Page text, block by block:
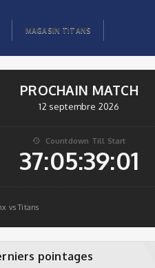
MAGASIN TITANS
PROCHAIN MATCH
12 septembre 2026
 Countdown Till Start
37:05:39:00
vs Titans
pointages